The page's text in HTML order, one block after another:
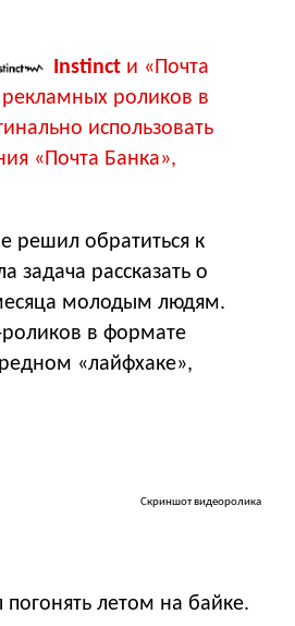
Instinctи «Почта
роликов в
использовать
«Почта Банка»,
решил обратиться к
задача рассказать о
молодым людям.
в формате
«лайфхаке»,
Скриншот видеоролика
летом на байке.